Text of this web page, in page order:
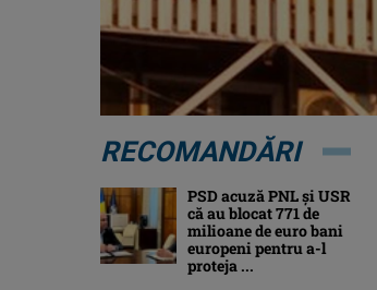
RECOMANDĂRI
PSD acuză PNL și USR
că au blocat 771 de
milioane de euro bani
europeni pentru a-l
proteja ...